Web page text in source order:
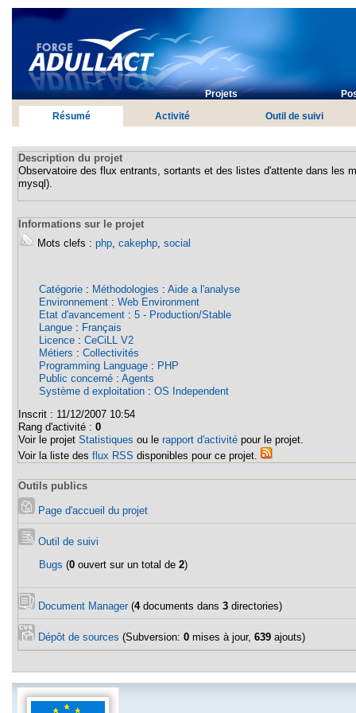
Projets
Résumé Activité Outil de suivi
Description du projet
Observatoire des flux entrants, sortants et des listes d'attente dans les
mysql).
Informations sur le projet
Mots clefs : php, cakephp, social
Catégorie: Méthodologies : Aide a l'analyse
Environnement: Web Environment
Etat d'avancement: 5 - Production/Stable
Langue: Français
Licence: CeCiLL V2
Métiers : Collectivités
Programming Language: PHP
Public concerné: Agents
Système d exploitation: OS Independent
Inscrit : 11/12/2007 10:54
Rang d'activité : 0
Voir le projet Statistiques ou le rapport d'activitépour le projet.
Voir la liste des flux RSS disponibles pour ce projet.
Outils publics
Page d'accueil du projet
Outil de suivi
Bugs (0ouvert sur un total de 2)
Document Manager(4documents dans 3directories)
Dépôt de sources (Subversion: 0mises à jour, 639ajouts)